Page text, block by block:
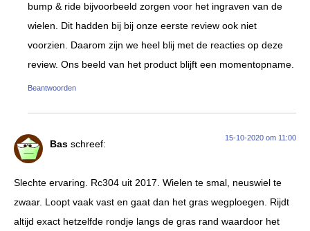
bump & ride bijvoorbeeld zorgen voor het ingraven van de
wielen. Dit hadden bij bij onze eerste review ook niet
voorzien. Daarom zijn we heel blij met de reacties op deze
review. Ons beeld van het product blijft een momentopname.
Beantwoorden
Bas schreef:
15-10-2020 om 11:00
Slechte ervaring. Rc304 uit 2017. Wielen te smal, neuswiel te
zwaar. Loopt vaak vast en gaat dan het gras wegploegen. Rijdt
altijd exact hetzelfde rondje langs de gras rand waardoor het